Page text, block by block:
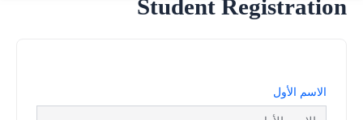
Student Registration
الاسم الأول